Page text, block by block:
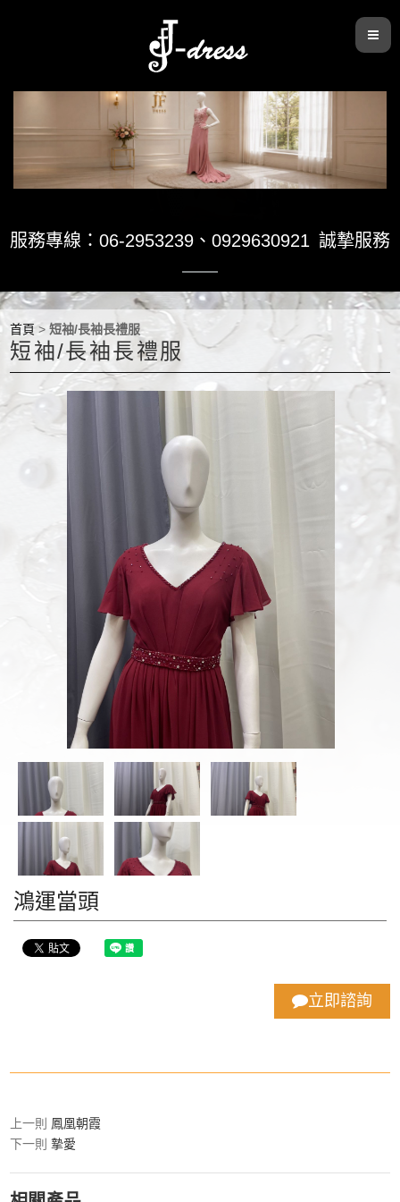
服務專線：06-2953239 、 0929630921 誠摯服務
首頁>短袖/長袖長禮服
短袖/長袖長禮服
鴻運當頭
立即諮詢
上一則 鳳凰朝霞
下一則摯愛